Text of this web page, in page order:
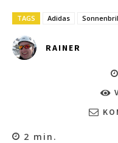
TAGS Adidas
RAINER
2 min.